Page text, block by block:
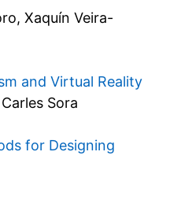
Xaquín Veira-
and Virtual Reality
Sora
for Designing